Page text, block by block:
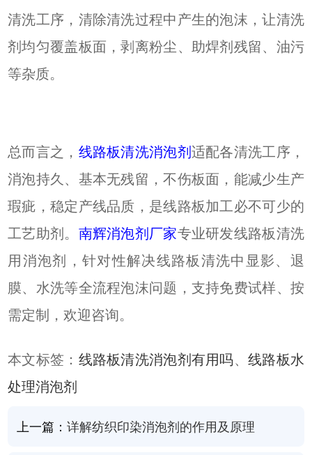
清洗工序，清除清洗过程中产生的泡沫，让清洗
剂均匀覆盖板面，剥离粉尘、助焊剂残留、油污
等杂质。
总而言之， 线路板清洗消泡剂 适配各清洗工序，
消泡持久、基本无残留，不伤板面，能减少生产
瑕疵，稳定产线品质，是线路板加工必不可少的
工艺助剂。 南辉消泡剂厂家专业研发线路板清洗
用消泡剂，针对性解决线路板清洗中显影、退
膜、水洗等全流程泡沫问题，支持免费试样、按
需定制，欢迎咨询。
本文标签： 线路板清洗消泡剂有用吗、 线路板水
处理消泡剂
上一篇： 详解纺织印染消泡剂的作用及原理